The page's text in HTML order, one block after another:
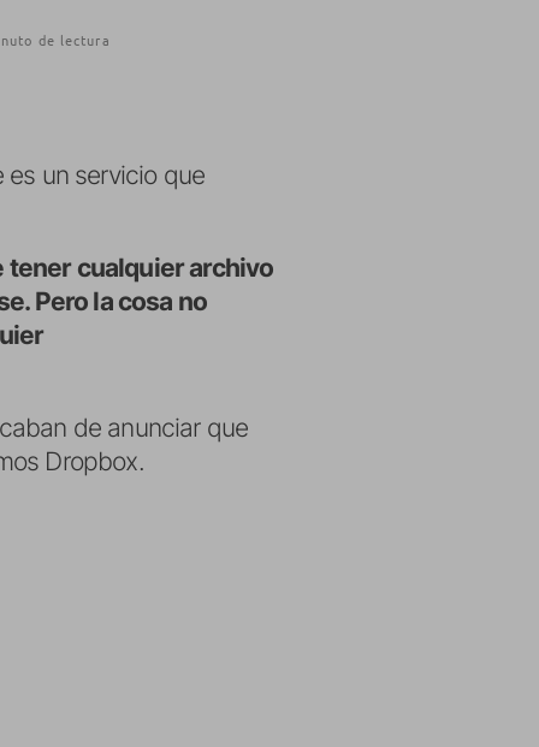
de lectura
es un servicio que
cualquier archivo
Pero la cosa no
de anunciar que
Dropbox.